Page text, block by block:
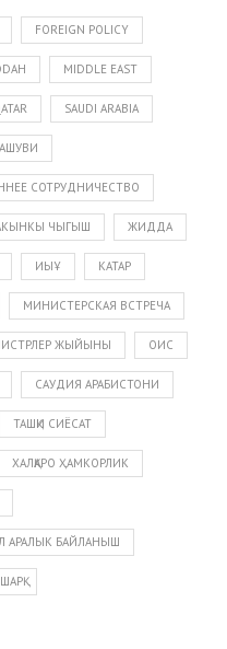
FOREIGN POLICY
MIDDLE EAST
SAUDI ARABIA
СОТРУДНИЧЕСТВО
ЧЫГЫШ ЖИДДА
ИЫҰ КАТАР
МИНИСТЕРСКАЯ ВСТРЕЧА
ЖЫЙЫНЫ ОИС
САУДИЯ АРАБИСТОНИ
ТАШҚИ СИЁСАТ
ХАЛҚАРО ҲАМКОРЛИК
АРАЛЫК БАЙЛАНЫШ